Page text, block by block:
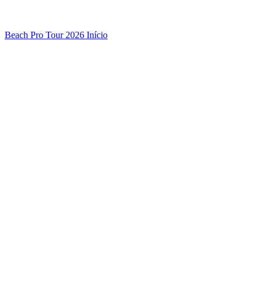
Beach Pro Tour 2026 Início